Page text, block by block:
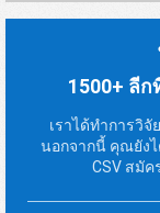
1500+ ลีก
เราได้ทำการวิ
นอกจากนี้ คุณยัง
CSV สมั